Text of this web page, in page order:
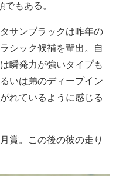
もある。
サンブラックは昨年の
シック候補を輩出。自
瞬発力が強いタイプも
いは弟のディープイン
れているように感じる
賞。この後の彼の走り